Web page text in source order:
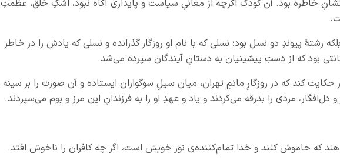
و نشانِ خاطره بود. آن کودک اگرچه از معانیِ سیاست و پایداری آگاه نبود، اشکِ خلق، عظمتِ
رشته پیوندِ دو نسل بود؛ نسلی که با نام او روزگار گذرانده و نسلی که یادش را در خاطر
بود که از دستِ پیشینیان به دستانِ آیندگان سپرده می‌شد.
کند که در روزگارِ ماتمِ تهران، میان سیلِ سوگواران ایستاده و آن صورت را بر سینه
دل‌افگار، مردی را بدرقه می‌کردند و یاد و عهدِ او را به فرزندانِ این مرز و بوم می‌سپردند.
که خاموش کنند و خدا تمام‌کننده‌ی نور خویش است، اگر چه کافران را ناخوش افتد.